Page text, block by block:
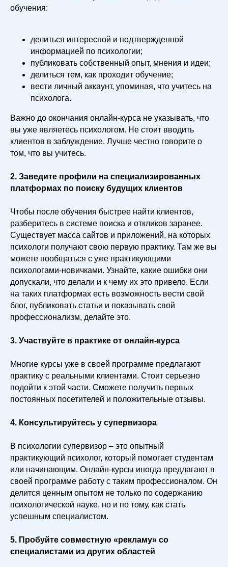
обучения:
делиться интересной и подтвержденной
информацией по психологии;
публиковать собственный опыт, мнения и идеи;
делиться тем, как проходит обучение;
вести личный аккаунт, упоминая, что учитесь на
психолога.
Важно до окончания онлайн-курса не указывать, что
вы уже являетесь психологом. Не стоит вводить
клиентов в заблуждение. Лучше честно говорите о
том, что вы учитесь.
2. Заведите профили на специализированных
платформах по поиску будущих клиентов
Чтобы после обучения быстрее найти клиентов,
разберитесь в системе поиска и откликов заранее.
Существует масса сайтов и приложений, на которых
психологи получают свою первую практику. Там же вы
можете пообщаться с уже практикующими
психологами-новичками. Узнайте, какие ошибки они
допускали, что делали и к чему их это привело. Если
на таких платформах есть возможность вести свой
блог, публиковать статьи и показывать свой
профессионализм, делайте это.
3. Участвуйте в практике от онлайн-курса
Многие курсы уже в своей программе предлагают
практику с реальными клиентами. Стоит серьезно
подойти к этой части. Сможете получить первых
постоянных посетителей и положительные отзывы.
4. Консультируйтесь у супервизора
В психологии супервизор – это опытный
практикующий психолог, который помогает студентам
или начинающим. Онлайн-курсы иногда предлагают в
своей программе работу с таким профессионалом. Он
делится ценным опытом не только по содержанию
психологической науке, но и по тому, как стать
успешным специалистом.
5. Пробуйте совместную «рекламу» со
специалистами из других областей